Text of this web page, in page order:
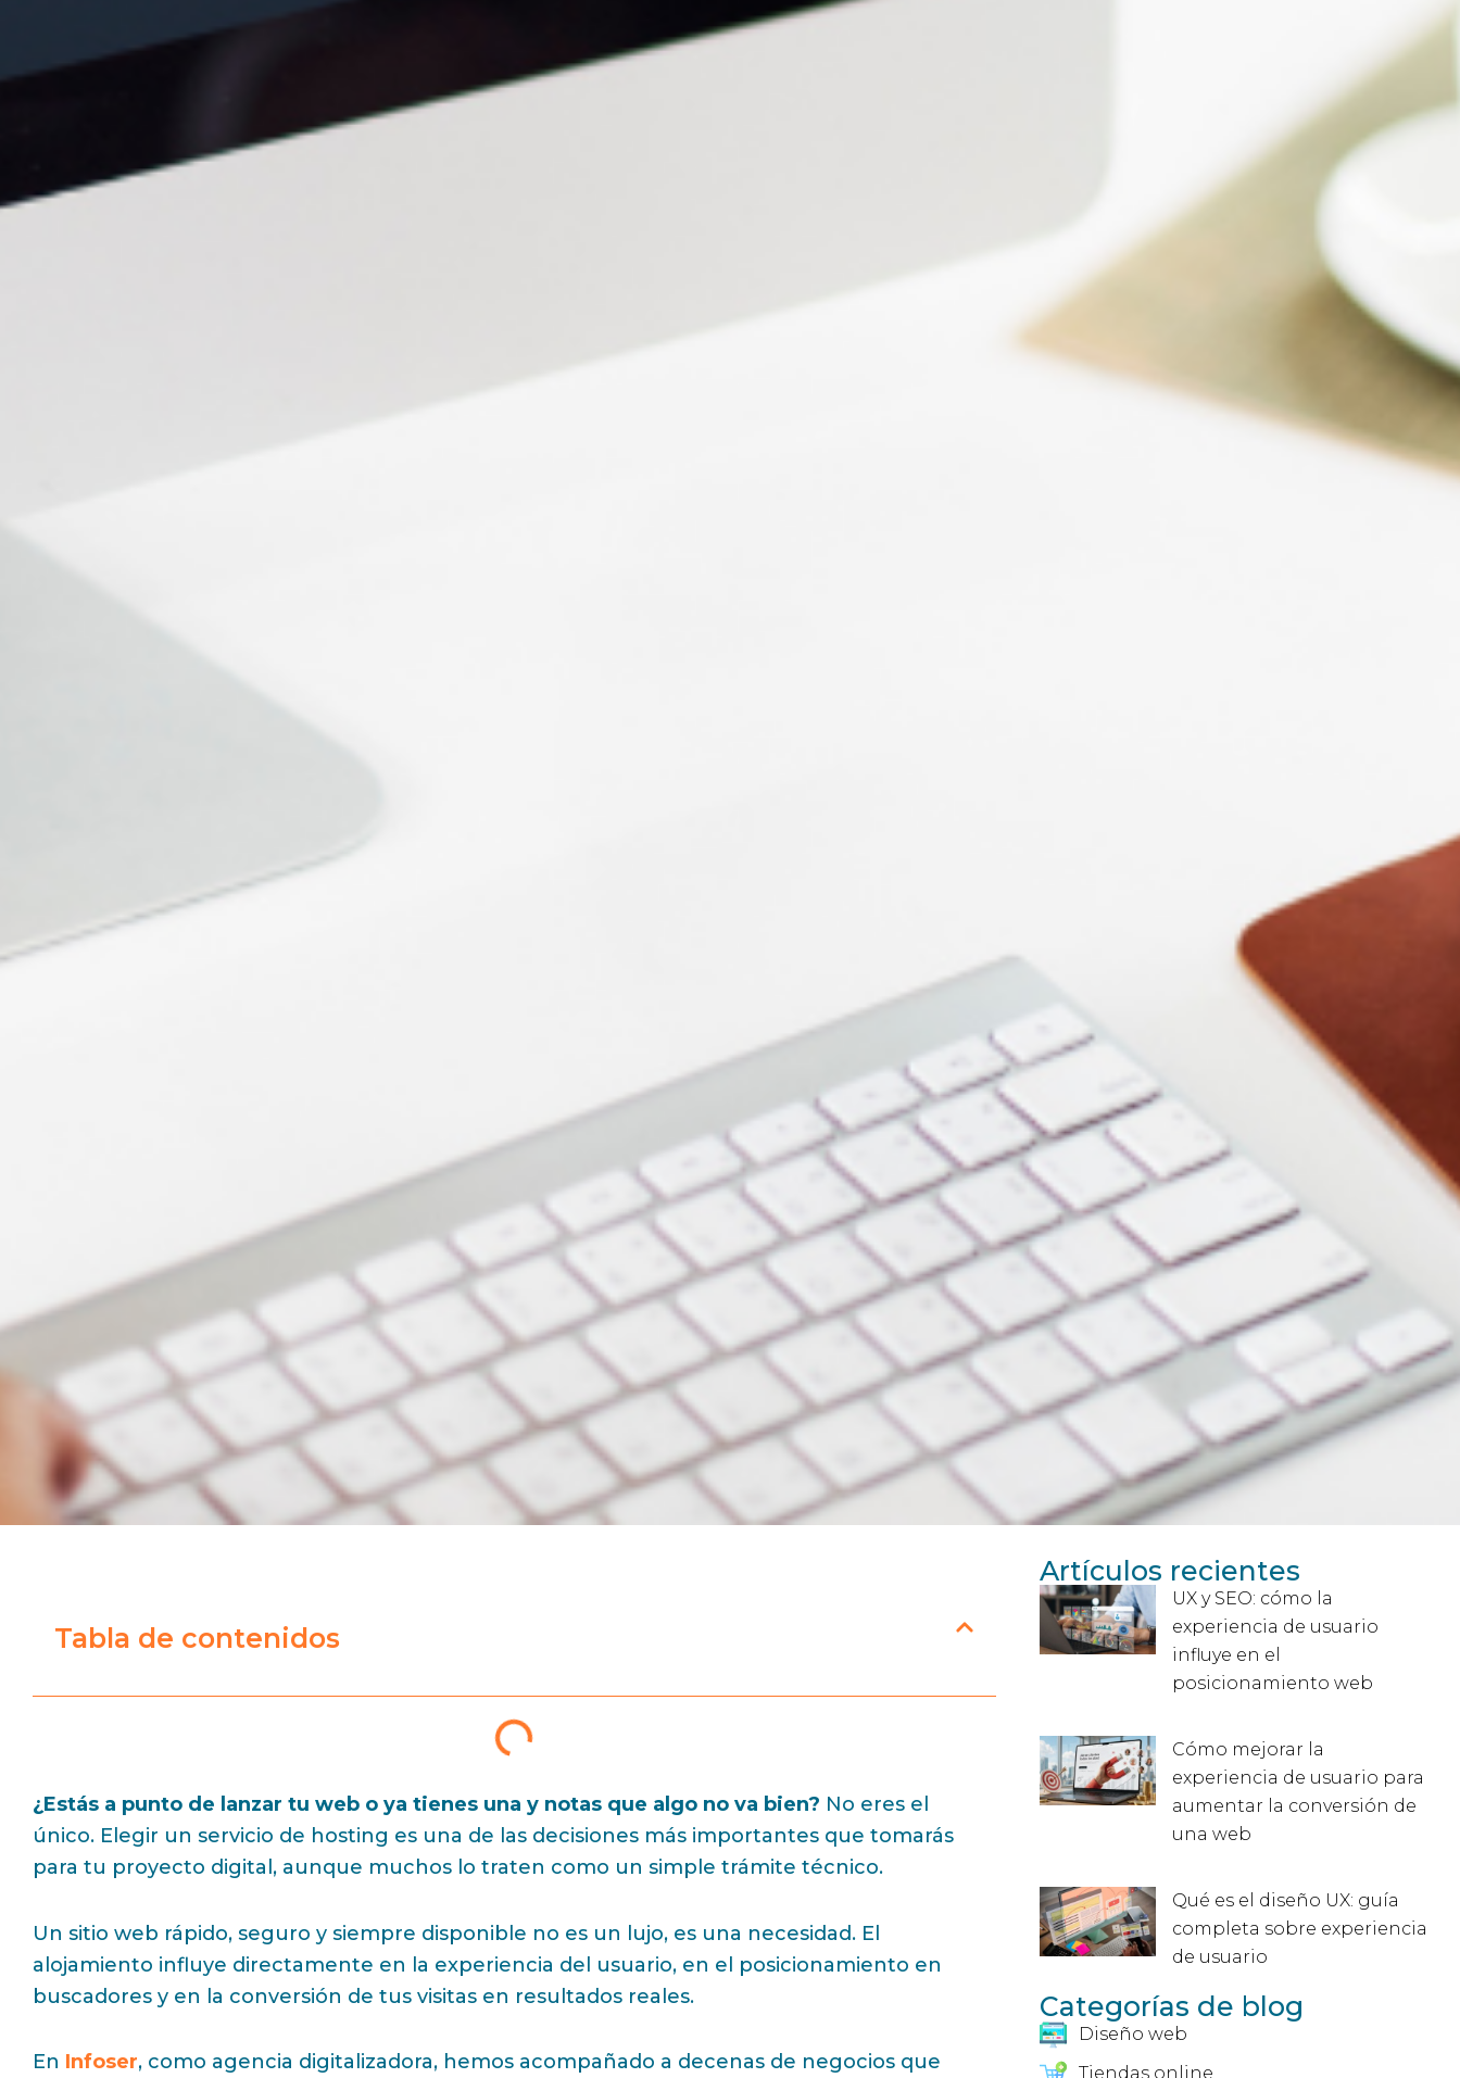
Tabla de contenidos
¿Estás a punto de lanzar tu web o ya tienes una y notas que algo no va bien? No eres el
único. Elegir un servicio de hosting es una de las decisiones más importantes que tomarás
para tu proyecto digital, aunque muchos lo traten como un simple trámite técnico.
Un sitio web rápido, seguro y siempre disponible no es un lujo, es una necesidad. El
alojamiento influye directamente en la experiencia del usuario, en el posicionamiento en
buscadores y en la conversión de tus visitas en resultados reales.
En Infoser, como agencia digitalizadora, hemos acompañado a decenas de negocios que
Artículos recientes
UX y SEO: cómo la
experiencia de usuario
influye en el
posicionamiento web
Cómo mejorar la
experiencia de usuario para
aumentar la conversión de
una web
Qué es el diseño UX: guía
completa sobre experiencia
de usuario
Categorías de blog
Diseño web
Tiendas online